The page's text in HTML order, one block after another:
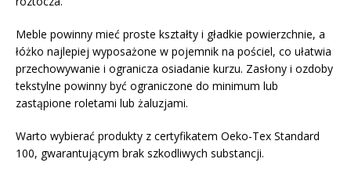
Meble powinny mieć proste kształty i gładkie powierzchnie, a
łóżko najlepiej wyposażone w pojemnik na pościel, co ułatwia
przechowywanie i ogranicza osiadanie kurzu. Zasłony i ozdoby
tekstylne powinny być ograniczone do minimum lub
zastąpione roletami lub żaluzjami.
Warto wybierać produkty z certyfikatem Oeko-Tex Standard
100, gwarantującym brak szkodliwych substancji.